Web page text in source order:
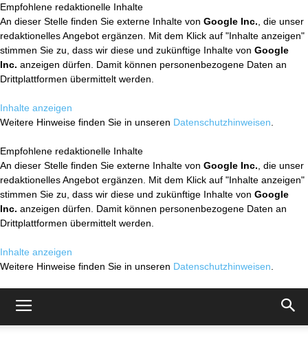
Empfohlene redaktionelle Inhalte
An dieser Stelle finden Sie externe Inhalte von Google Inc. , die unser
redaktionelles Angebot ergänzen. Mit dem Klick auf "Inhalte anzeigen"
stimmen Sie zu, dass wir diese und zukünftige Inhalte von Google
Inc. anzeigen dürfen. Damit können personenbezogene Daten an
Drittplattformen übermittelt werden.
Inhalte anzeigen
Weitere Hinweise finden Sie in unseren Datenschutzhinweisen
Empfohlene redaktionelle Inhalte
An dieser Stelle finden Sie externe Inhalte von Google Inc. , die unser
redaktionelles Angebot ergänzen. Mit dem Klick auf "Inhalte anzeigen"
stimmen Sie zu, dass wir diese und zukünftige Inhalte von Google
Inc. anzeigen dürfen. Damit können personenbezogene Daten an
Drittplattformen übermittelt werden.
Inhalte anzeigen
Weitere Hinweise finden Sie in unseren Datenschutzhinweisen